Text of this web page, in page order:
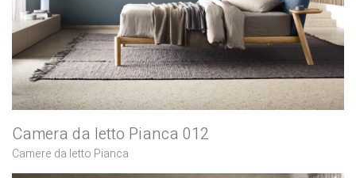
Camera da letto Pianca 012
Camere da letto Pianca